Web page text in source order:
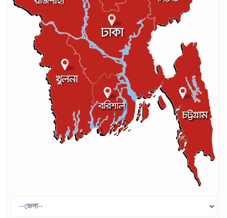
আইসিসির লেভেল-৩ কোচের স্বীকৃতি পেলেন
আশরাফুল
সেপ্টেম্বর ১৭, ২০২৪
গণপরিবহনে সেবার মান বাড়ানোর দাবি ইমনের
সেপ্টেম্বর ১৩, ২০২৪
ট্রাম্প প্রশাসন ছাড়ার ঘোষণা ধনকুবের ইলন